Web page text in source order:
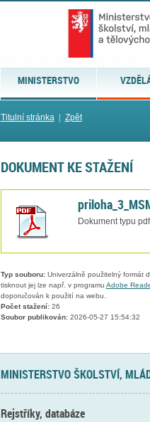
MINISTERSTVO
Titulní stránka| Zpět
DOKUMENT KE STAŽENÍ
Dokument typu
Typ souboru:Univerzálně použitelný formát
tisknout jej lze např. v programu Adobe
doporučován k použití na webu.
Počet stažení:26
Soubor publikován:2026-05-27 15:54:32
MINISTERSTVO ŠKOLSTVÍ,
Rejstříky, databáze